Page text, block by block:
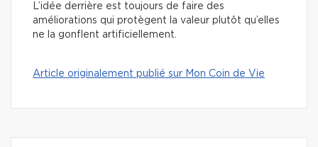
L’idée derrière est toujours de faire des
améliorations qui protègent la valeur plutôt qu’elles
ne la gonflent artificiellement.
Article originalement publié sur Mon Coin de Vie